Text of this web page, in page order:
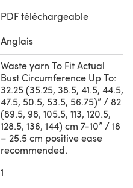
PDF téléchargeable
Anglais
Waste yarn To Fit Actual
Bust Circumference Up To:
32.25 (35.25, 38.5, 41.5, 44.5,
47.5, 50.5, 53.5, 56.75)” / 82
(89.5, 98, 105.5, 113, 120.5,
128.5, 136, 144) cm 7-10” / 18
– 25.5 cm positive ease
recommended.
1